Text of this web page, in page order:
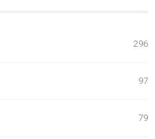
296
97
79